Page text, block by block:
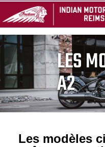
LES
A2
Les modèles